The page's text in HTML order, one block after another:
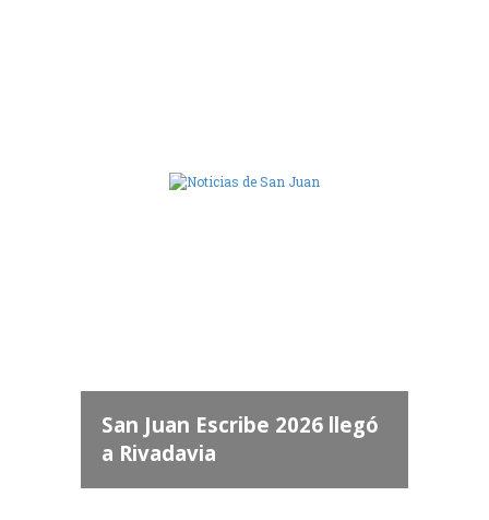
San Juan Escribe 2026 llegó
a Rivadavia